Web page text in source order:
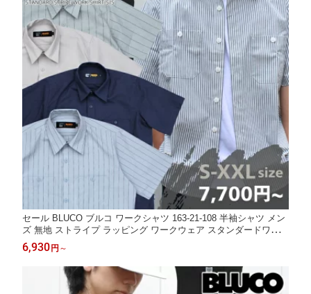
セール BLUCO ブルコ ワークシャツ 163-21-108 半袖シャツ メン
ズ 無地 ストライプ ラッピング ワークウェア スタンダードワーク
シャツ STANDARD WORK SHIRT S/S
6,930 円 ～